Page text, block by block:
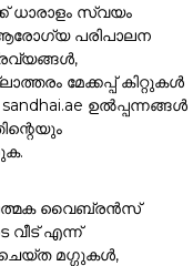
ധാരാളം സ്വയം
പരിപാലന
മേക്കപ്പ് കിറ്റുകൾ
ഉൽപ്പന്നങ്ങൾ
വൈബ്രൻസ്
എന്ന്
മഗ്ഗുകൾ,